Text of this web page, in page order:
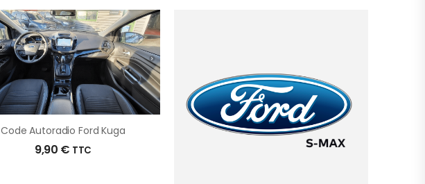
Code Autoradio Ford Kuga
9,90 € TTC